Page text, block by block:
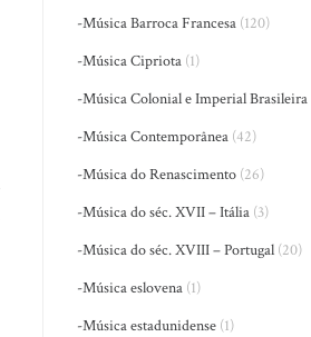
-Música Barroca Francesa (120)
-Música Cipriota (1)
-Música Colonial e Imperial Brasileira
-Música Contemporânea (42)
-Música do Renascimento (26)
-Música do séc. XVII – Itália (3)
-Música do séc. XVIII – Portugal (20)
-Música eslovena (1)
-Música estadunidense (1)